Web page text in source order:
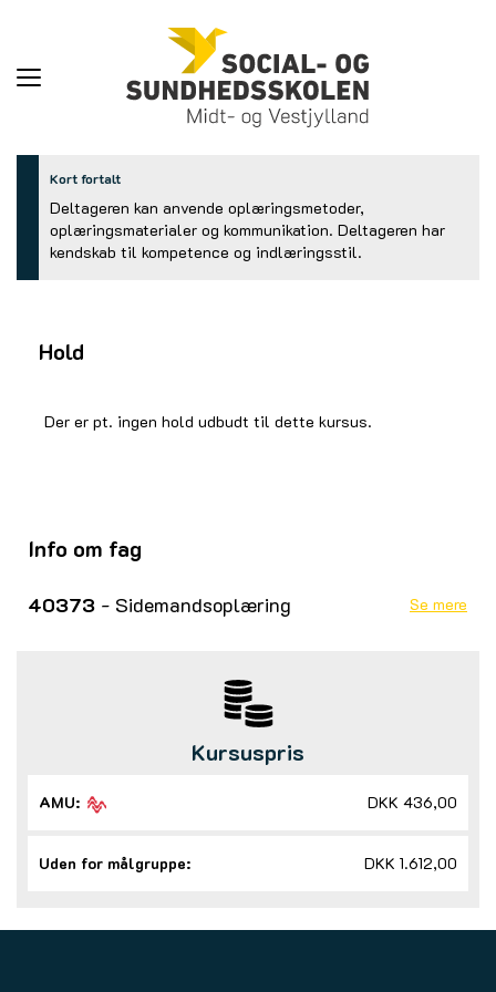
Toggle
Kort fortalt
Deltageren kan anvende oplæringsmetoder,
oplæringsmaterialer og kommunikation. Deltageren har
kendskab til kompetence og indlæringsstil.
Hold
Der er pt. ingen hold udbudt til dette kursus.
Info om fag
40373 - Sidemandsoplæring Se mere
Kursuspris
AMU: DKK 436,00
Uden for målgruppe: DKK 1.612,00